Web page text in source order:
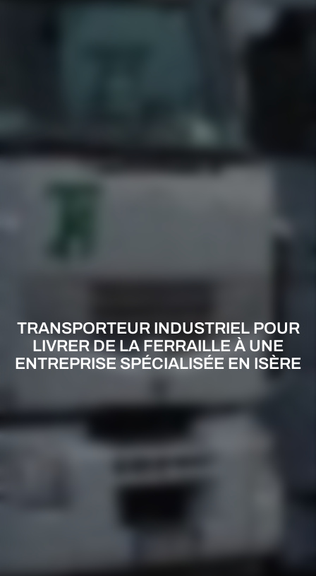
TRANSPORTEUR INDUSTRIEL POUR
LIVRER DE LA FERRAILLE À UNE
ENTREPRISE SPÉCIALISÉE EN ISÈRE